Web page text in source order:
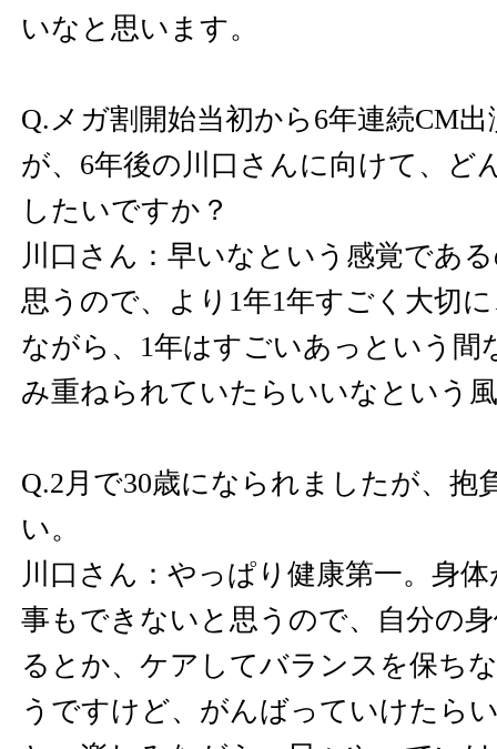
いなと思います。
Q.メガ割開始当初から6年連続CM
が、6年後の川口さんに向けて、ど
したいですか？
川口さん：早いなという感覚であ
思うので、より1年1年すごく大切
ながら、1年はすごいあっという間
み重ねられていたらいいなという
Q.2月で30歳になられましたが、抱
い。
川口さん：やっぱり健康第一。身
事もできないと思うので、自分の
るとか、ケアしてバランスを保ち
うですけど、がんばっていけたら